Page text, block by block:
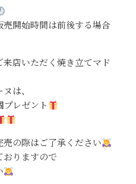
開始時間は前後する場合
店いただく焼き立てマド
は、
レゼント
の際はご了承ください
おりますので